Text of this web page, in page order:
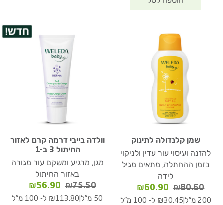
שמן קלנדולה לתינוק
להזנה ועיסוי עור עדין ולניקוי
בזמן ההחתלה, מתאים מגיל
לידה
₪80.60
המחיר
המקורי
₪60.90
המחיר
הנוכחי
200 מ"ל ₪30.45 ל- 100 מ"ל
וולדה בייבי דרמה קרם לאזור
החיתול 3 ב-1
מגן, מרגיע ומשקם עור מגורה
באזור החיתול
₪75.50
המחיר
המקורי
₪56.90
הנוכחי
50 מ"ל ₪113.80 ל- 100 מ"ל